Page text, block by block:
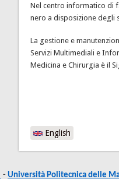
Nel centro informatico di
nero a disposizione degli
La gestione e
Servizi Multimediali e
Medicina e Chirurgia è il
English
- Università Politecnica delle